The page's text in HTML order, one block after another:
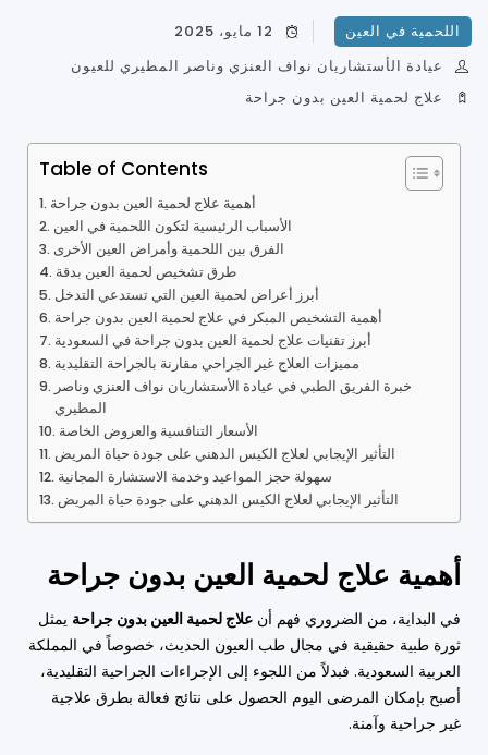
اللحمية في العين
12 مايو، 2025
عيادة الأستشاريان نواف العنزي وناصر المطيري للعيون
علاج لحمية العين بدون جراحة
Table of Contents
أهمية علاج لحمية العين بدون جراحة
الأسباب الرئيسية لتكون اللحمية في العين
الفرق بين اللحمية وأمراض العين الأخرى
طرق تشخيص لحمية العين بدقة
أبرز أعراض لحمية العين التي تستدعي التدخل
أهمية التشخيص المبكر في علاج لحمية العين بدون جراحة
أبرز تقنيات علاج لحمية العين بدون جراحة في السعودية
مميزات العلاج غير الجراحي مقارنة بالجراحة التقليدية
خبرة الفريق الطبي في عيادة الأستشاريان نواف العنزي وناصر
المطيري
التأثير الإيجابي لعلاج الكيس الدهني على جودة حياة المريض
سهولة حجز المواعيد وخدمة الاستشارة المجانية
التأثير الإيجابي لعلاج الكيس الدهني على جودة حياة المريض
أهمية علاج لحمية العين بدون جراحة
في البداية، من الضروري فهم أن علاج لحمية العين بدون جراحة يمثل
ثورة طبية حقيقية في مجال طب العيون الحديث، خصوصاً في المملكة
العربية السعودية. فبدلاً من اللجوء إلى الإجراءات الجراحية التقليدية،
أصبح بإمكان المرضى اليوم الحصول على نتائج فعالة بطرق علاجية
غير جراحية وآمنة.